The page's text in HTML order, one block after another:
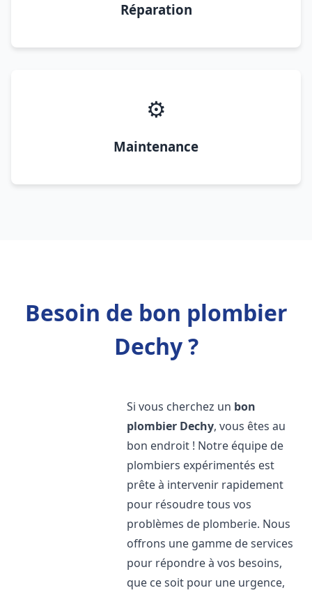
Réparation
⚙️
Maintenance
Besoin de bon plombier
Dechy ?
Si vous cherchez un bon
plombier Dechy, vous êtes au
bon endroit ! Notre équipe de
plombiers expérimentés est
prête à intervenir rapidement
pour résoudre tous vos
problèmes de plomberie. Nous
offrons une gamme de services
pour répondre à vos besoins,
que ce soit pour une urgence,